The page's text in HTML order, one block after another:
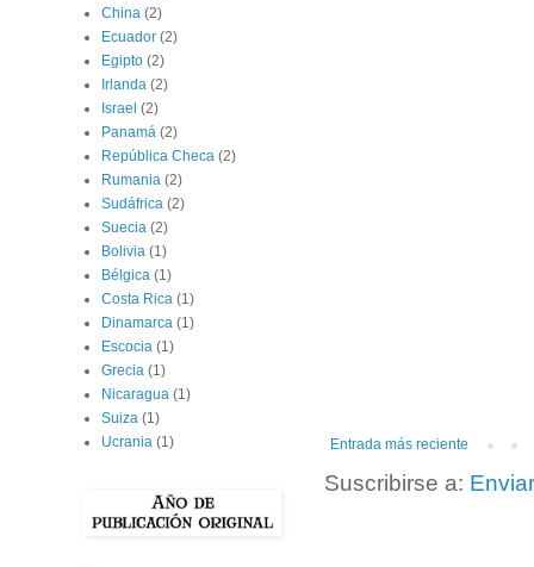
Entrada más reciente
Suscribirse a:
China (2)
Ecuador (2)
Egipto (2)
Irlanda (2)
Israel (2)
Panamá (2)
República Checa (2)
Rumania (2)
Sudáfrica (2)
Suecia (2)
Bolivia (1)
Bélgica (1)
Costa Rica (1)
Dinamarca (1)
Escocia (1)
Grecia (1)
Nicaragua (1)
Suiza (1)
Ucrania (1)